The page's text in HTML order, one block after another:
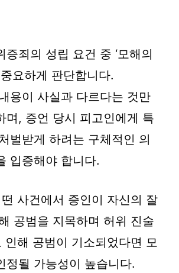
증죄의 성립 요건 중 ‘모해의
요하게 판단합니다.
용이 사실과 다르다는 것만
며, 증언 당시 피고인에게 특
벌받게 하려는 구체적인 의
입증해야 합니다.
사건에서 증인이 자신의 잘
공범을 지목하며 허위 진술
인해 공범이 기소되었다면 모
정될 가능성이 높습니다.